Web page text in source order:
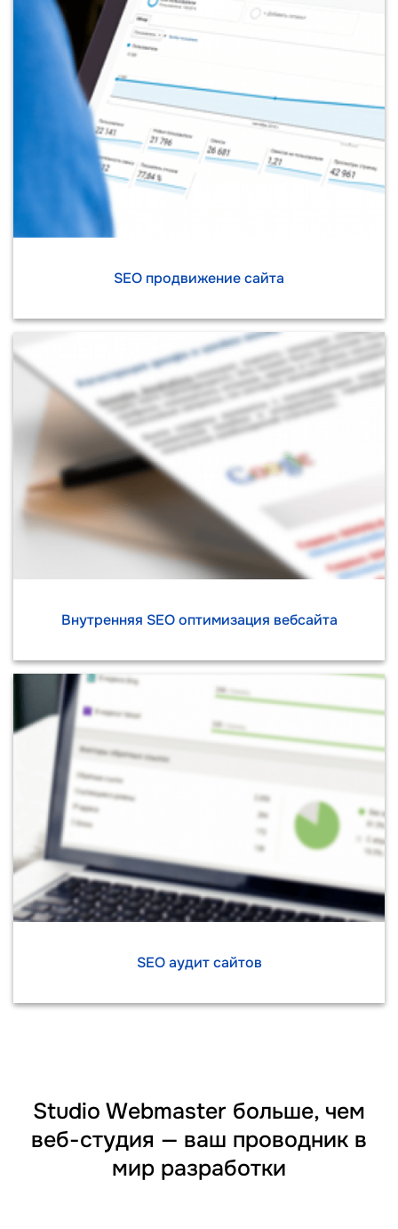
SEO продвижение сайта
Внутренняя SEO оптимизация вебсайта
SEO аудит сайтов
Studio Webmaster больше, чем
веб-студия — ваш проводник в
мир разработки